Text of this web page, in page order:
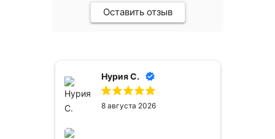
Оставить отзыв
8 августа 2026